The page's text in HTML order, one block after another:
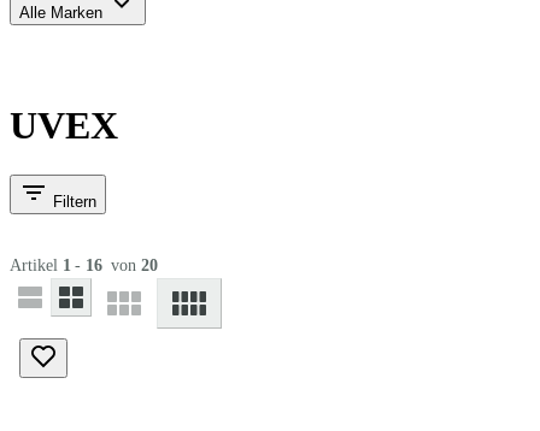
Alle Marken
UVEX
Filtern
Artikel 1 - 16 von 20